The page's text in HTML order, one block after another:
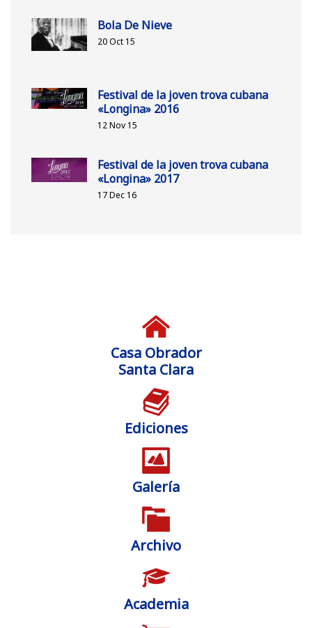
Bola De Nieve
20 Oct 15
Festival de la joven trova cubana
«Longina» 2016
12 Nov 15
Festival de la joven trova cubana
«Longina» 2017
17 Dec 16
Casa Obrador
Santa Clara
Ediciones
Galería
Archivo
Academia